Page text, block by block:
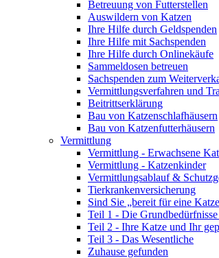
Betreuung von Futterstellen
Auswildern von Katzen
Ihre Hilfe durch Geldspenden
Ihre Hilfe mit Sachspenden
Ihre Hilfe durch Onlinekäufe
Sammeldosen betreuen
Sachspenden zum
Vermittlungsverfahren und
Beitrittserklärung
Bau von Katzenschlafhäusern
Bau von Katzenfutterhäusern
Vermittlung
Vermittlung - Erwachsene
Vermittlung - Katzenkinder
Vermittlungsablauf &
Tierkrankenversicherung
Sind Sie „bereit für eine
Teil 1 - Die
Teil 2 - Ihre Katze und Ihr
Teil 3 - Das Wesentliche
Zuhause gefunden